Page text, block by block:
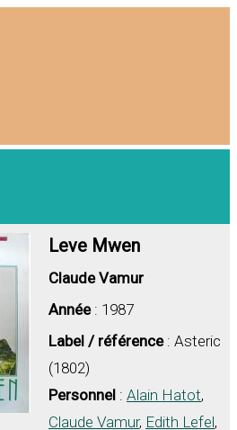
Leve Mwen
Claude Vamur
Année: 1987
Label / référence: Asteric
(1802)
Personnel : Alain Hatot,
Claude Vamur, Edith Lefel,